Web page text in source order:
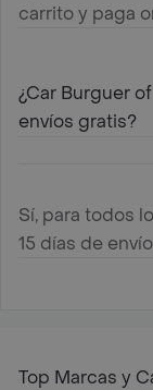
carrito y paga
¿Car Burguer
envíos gratis?
Sí, para todos
15 días de
Top Marcas y